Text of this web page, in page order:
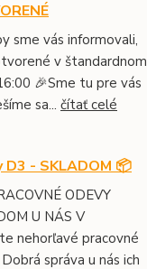
sme vás informovali,
v štandardnom
🎉Sme tu pre vás
sa... čítať celé
- SKLADOM 📦
ODEVY
U NÁS V
nehorľavé pracovné
správa u nás ich